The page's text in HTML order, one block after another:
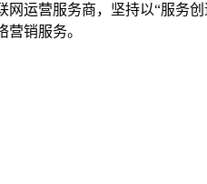
运营服务商，坚持以“服务
销服务。